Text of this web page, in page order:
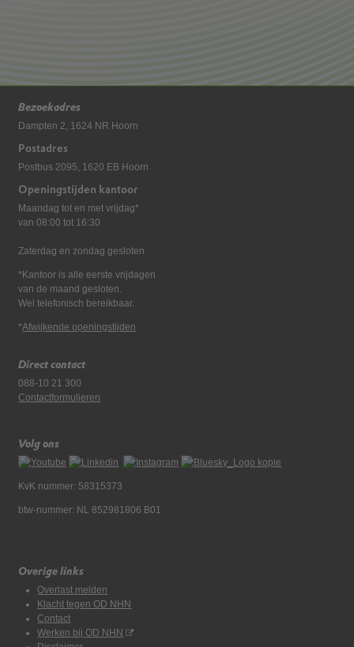
Bezoekadres
Dampten 2, 1624 NR Hoorn
Postadres
Postbus 2095, 1620 EB Hoorn
Openingstijden kantoor
Maandag tot en met vrijdag*
van 08:00 tot 16:30
Zaterdag en zondag gesloten
*Kantoor is alle eerste vrijdagen
van de maand gesloten.
Wel telefonisch bereikbaar.
*Afwijkende openingstijden
Direct contact
088-10 21 300
Contactformulieren
Volg ons
KvK nummer: 58315373
btw-nummer: NL 852981806 B01
Overige links
Overlast melden
Klacht tegen OD NHN
Contact
Werken bij OD NHN